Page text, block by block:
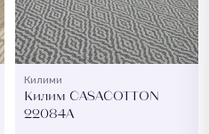
Килими
Килим CASACOTTON
22084A